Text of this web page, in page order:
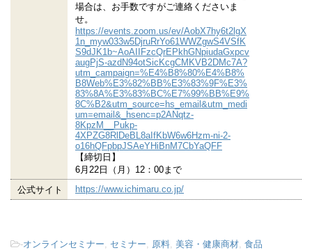
場合は、お手数ですがご連絡くださいま
せ。
https://events.zoom.us/ev/AobX7hy6t2lgX
1n_myw033w5DjruRrYo61WWZgwS4VSfK
S9dJK1b~AoAIIFzcQrEPkhGNpiudaGxpcv
augPjS-azdN94otSicKcgCMKVB2DMc7A?
utm_campaign=%E4%B8%80%E4%B8%
B8Web%E3%82%BB%E3%83%9F%E3%
83%8A%E3%83%BC%E7%99%BB%E9%
8C%B2&utm_source=hs_email&utm_medi
um=email&_hsenc=p2ANqtz-
8KpzM__Pukp-
4XPZG8RlDeBL8aIfKbW6w6Hzm-ni-2-
o16hQFpbpJSAeYHiBnM7CbYaQFF
【締切日】
6月22日（月）12：00まで
公式サイト
https://www.ichimaru.co.jp/
-オンラインセミナー, セミナー, 原料, 美容・健康商材, 食品